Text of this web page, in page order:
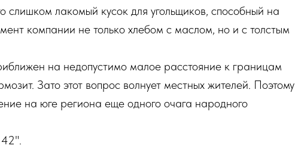
слишком лакомый кусок для угольщиков, способный на
компании не только хлебом с маслом, но и с толстым
на недопустимо малое расстояние к границам
Зато этот вопрос волнует местных жителей. Поэтому
на юге региона еще одного очага народного